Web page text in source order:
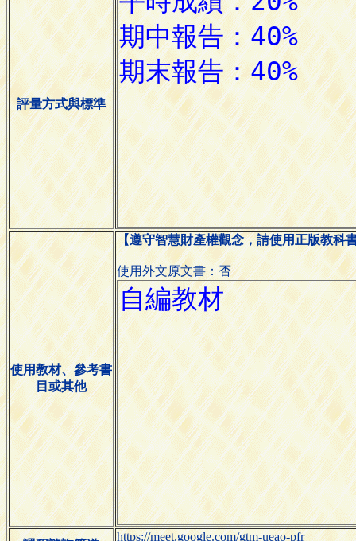
評量方式與標準
使用教材、參考書
目或其他
【遵守智慧財產權觀念，請使用正版教科
使用外文原文書：否
https://meet.google.com/gtm-ueao-pfr